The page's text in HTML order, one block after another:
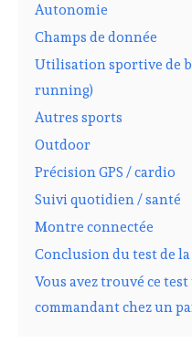
Autonomie
Champs de donnée
Utilisation sportive de
running)
Autres sports
Outdoor
Précision GPS / cardio
Suivi quotidien / santé
Montre connectée
Conclusion du test de la
Vous avez trouvé ce
commandant chez un